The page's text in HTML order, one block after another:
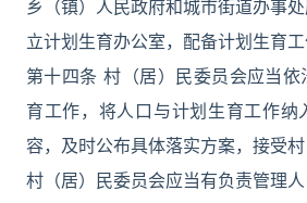
乡（镇）人民政府和城市街道办事
立计划生育办公室，配备计划生育工
第十四条 村（居）民委员会应当
育工作，将人口与计划生育工作纳
容，及时公布具体落实方案，接受村
村（居）民委员会应当有负责管理